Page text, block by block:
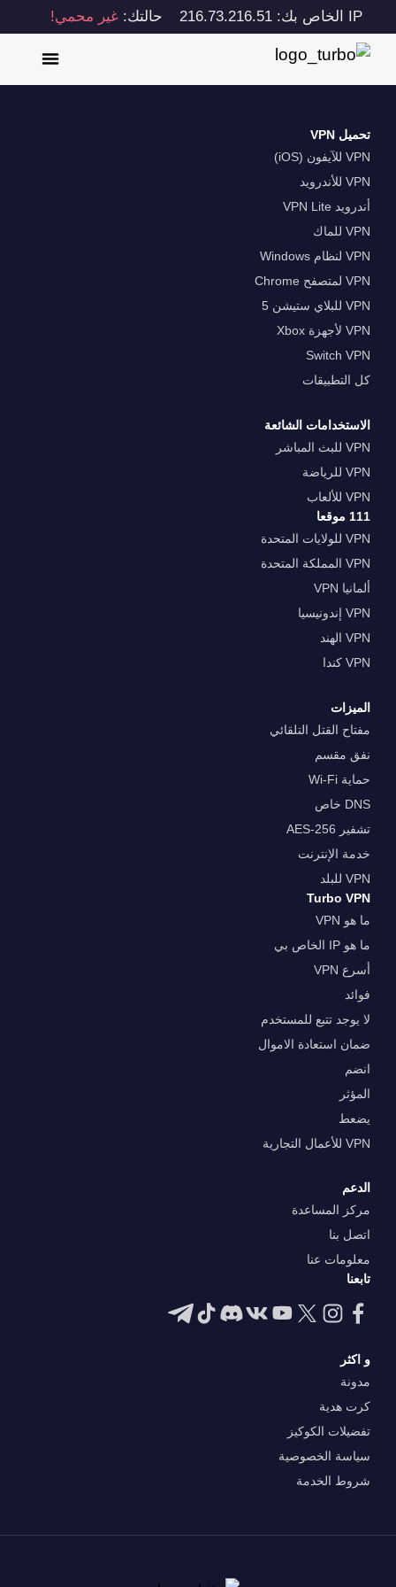
IP الخاص بك: 216.73.216.51 حالتك: غير محمي!
تحميل VPN
VPN للآيفون (iOS)
VPN للأندرويد
أندرويد VPN Lite
VPN للماك
VPN لنظام Windows
VPN لمتصفح Chrome
VPN للبلاي ستيشن 5
VPN لأجهزة Xbox
Switch VPN
كل التطبيقات
الاستخدامات الشائعة
VPN للبث المباشر
VPN للرياضة
VPN للألعاب
111 موقعا
VPN للولايات المتحدة
VPN المملكة المتحدة
ألمانيا VPN
VPN إندونيسيا
VPN الهند
VPN كندا
الميزات
مفتاح القتل التلقائي
نفق مقسم
حماية Wi-Fi
DNS خاص
تشفير AES-256
خدمة الإنترنت
VPN للبلد
Turbo VPN
ما هو VPN
ما هو IP الخاص بي
أسرع VPN
فوائد
لا يوجد تتبع للمستخدم
ضمان استعادة الاموال
انضم
المؤثر
يضعط
VPN للأعمال التجارية
الدعم
مركز المساعدة
اتصل بنا
معلومات عنا
تابعنا
و اكثر
مدونة
كرت هدية
تفضيلات الكوكيز
سياسة الخصوصية
شروط الخدمة